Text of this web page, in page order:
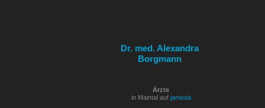
Dr. med. Alexandra
Borgmann
Ärzte
in Maintal auf jameda